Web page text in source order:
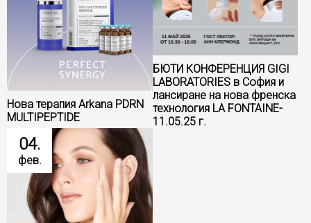
Нова терапия Arkana PDRN
MULTIPEPTIDE
БЮТИ КОНФЕРЕНЦИЯ GIGI
LABORATORIES в София и
лансиране на нова френска
технология LA FONTAINE-
11.05.25 г.
04.
фев.